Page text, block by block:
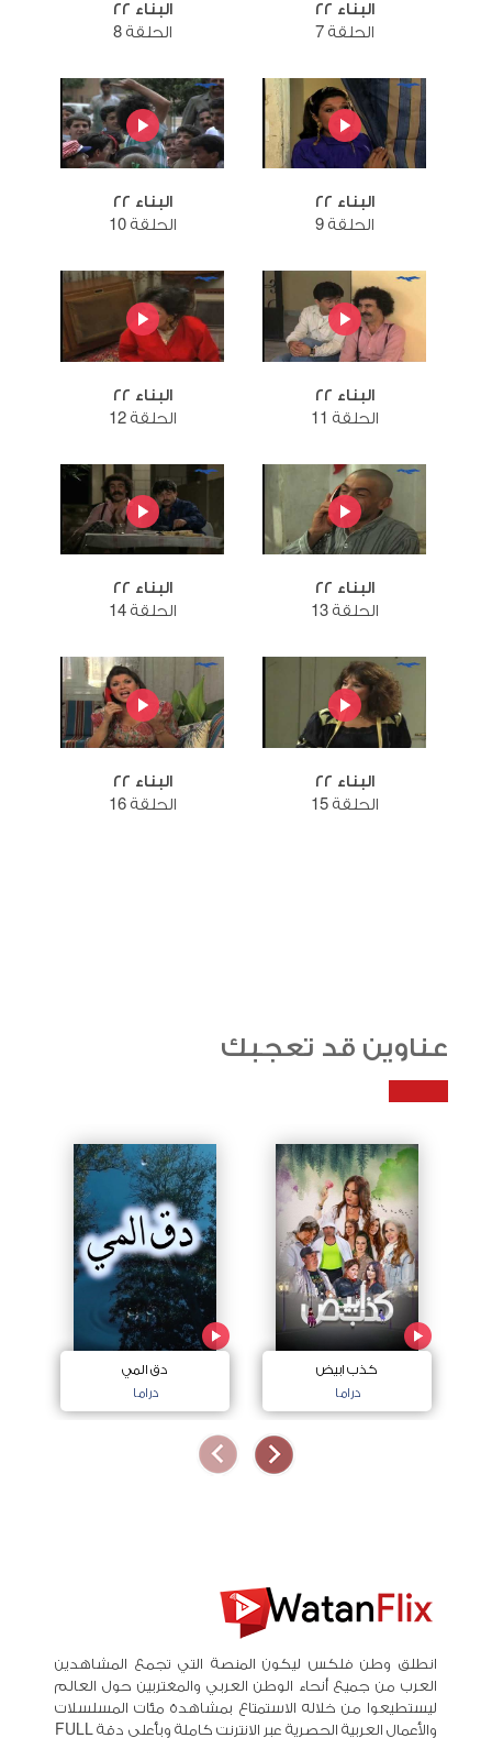
البناء ٢٢
الحلقة 7
البناء ٢٢
الحلقة 8
البناء ٢٢
الحلقة 9
البناء ٢٢
الحلقة 10
البناء ٢٢
الحلقة 11
البناء ٢٢
الحلقة 12
البناء ٢٢
الحلقة 13
البناء ٢٢
الحلقة 14
البناء ٢٢
الحلقة 15
البناء ٢٢
الحلقة 16
عناوين قد تعجبك
كذب ابيض
دراما
دق المي
دراما
انطلق وطن فلكس ليكون المنصة التي تجمع المشاهدين
العرب من جميع أنحاء الوطن العربي والمغتربين حول العالم
ليستطيعوا من خلاله الاستمتاع بمشاهدة مئات المسلسلات
والأعمال العربية الحصرية عبر الانترنت كاملة وبأعلى دقة FULL